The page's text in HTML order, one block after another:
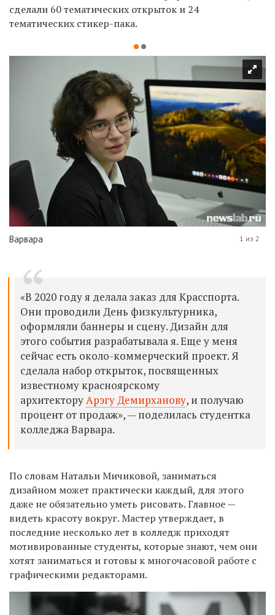
сделали 60 тематических открыток и 24
тематических стикер-пака.
Варвара 1 из 2
«В 2020 году я делала заказ для Красспорта.
Они проводили День физкультурника,
оформляли баннеры и сцену. Дизайн для
этого события разрабатывала я. Еще у меня
сейчас есть около-коммерческий проект. Я
сделала набор открыток, посвященных
известному красноярскому
архитектору Арэгу Демирханову, и получаю
процент от продаж», — поделилась студентка
колледжа Варвара.
По словам Натальи Мичиковой, заниматься
дизайном может практически каждый, для этого
даже не обязательно уметь рисовать. Главное —
видеть красоту вокруг. Мастер утверждает, в
последние несколько лет в колледж приходят
мотивированные студенты, которые знают, чем они
хотят заниматься и готовы к многочасовой работе с
графическими редакторами.